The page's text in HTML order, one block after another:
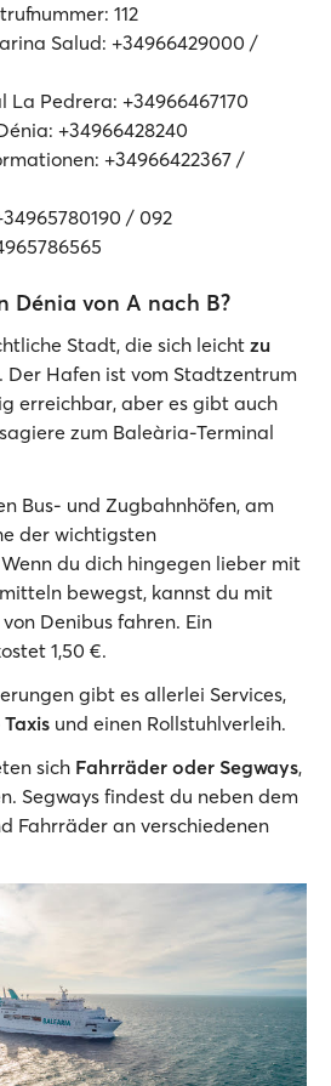
112
Salud: +34966429000 /
La Pedrera: +34966467170
+34966428240
+34966422367 /
/ 092
Dénia von A nach B?
Stadt, die sich leicht zu
Der Hafen ist vom Stadtzentrum
erreichbar, aber es gibt auch
zum Baleària-Terminal
Bus- und Zugbahnhöfen, am
der wichtigsten
du dich hingegen lieber mit
bewegst, kannst du mit
von Denibus fahren. Ein
1,50 €.
gibt es allerlei Services,
und einen Rollstuhlverleih.
sich Fahrräder oder Segways,
Segways findest du neben dem
Fahrräder an verschiedenen